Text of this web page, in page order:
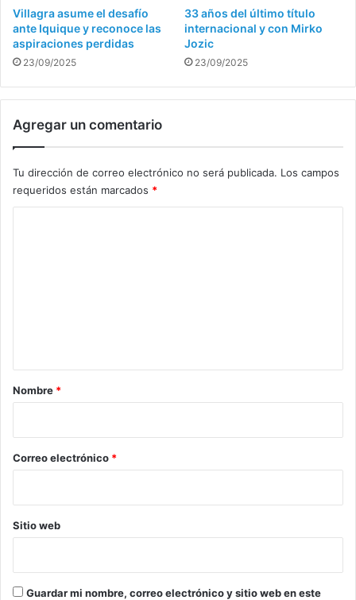
Villagra asume el desafío
ante Iquique y reconoce las
aspiraciones perdidas
23/09/2025
33 años del último título
internacional y con Mirko
Jozic
23/09/2025
Agregar un comentario
Tu dirección de correo electrónico no será publicada. Los campos
requeridos están marcados *
r
*
Nombre *
Correo electrónico *
Sitio web
Guardar mi nombre, correo electrónico y sitio web en este